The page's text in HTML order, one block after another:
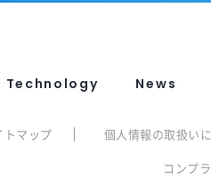
Technology News
トマップ 個人情報の取扱い
コンプ